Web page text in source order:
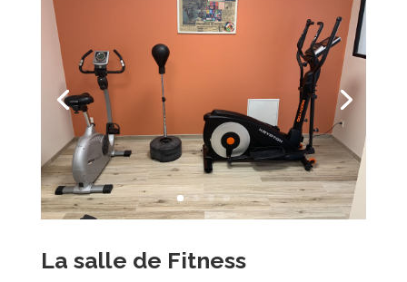
La salle de Fitness